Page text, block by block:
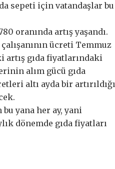
sepeti için vatandaşlar bu
oranında artış yaşandı.
ücreti Temmuz
artış gıda fiyatlarındaki
alım gücü gıda
altı ayda bir artırıldığı
yana her ay, yani
dönemde gıda fiyatları